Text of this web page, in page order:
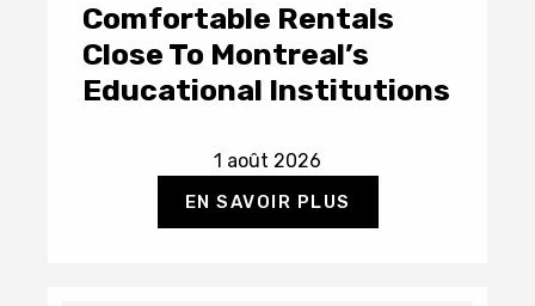
Comfortable Rentals
Close To Montreal’s
Educational Institutions
1 août 2026
EN SAVOIR PLUS